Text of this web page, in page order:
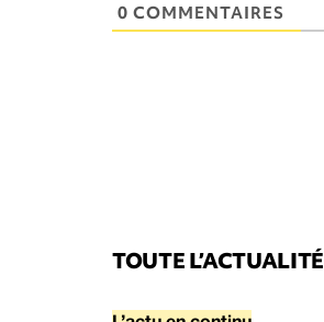
0 COMMENTAIRES
TOUTE L’ACTUALITÉ